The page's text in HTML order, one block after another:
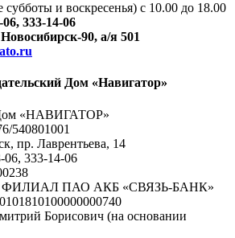
и воскресенья) с 10.00 до 18.00
06, 333-14-06
Новосибирск-90, а/я 501
Дом «Навигатор»
«НАВИГАТОР»
540801001
пр. Лаврентьева, 14
06, 333-14-06
ПАО АКБ «СВЯЗЬ-БАНК»
Борисович (на основании